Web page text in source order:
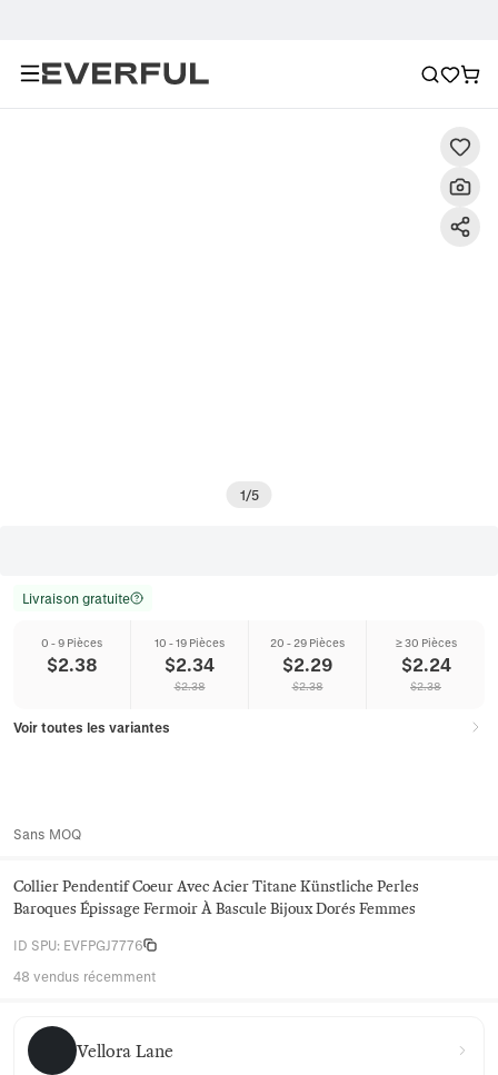
1/5
Livraison gratuite
0 - 9 Pièces
$2.38
10 - 19 Pièces
$2.34
$2.38
20 - 29 Pièces
$2.29
$2.38
≥ 30 Pièces
$2.24
$2.38
Voir toutes les variantes
Sans MOQ
Collier Pendentif Coeur Avec Acier Titane Künstliche Perles
Baroques Épissage Fermoir À Bascule Bijoux Dorés Femmes
ID SPU: EVFPGJ7776
48 vendus récemment
Vellora Lane
Vellora Lane